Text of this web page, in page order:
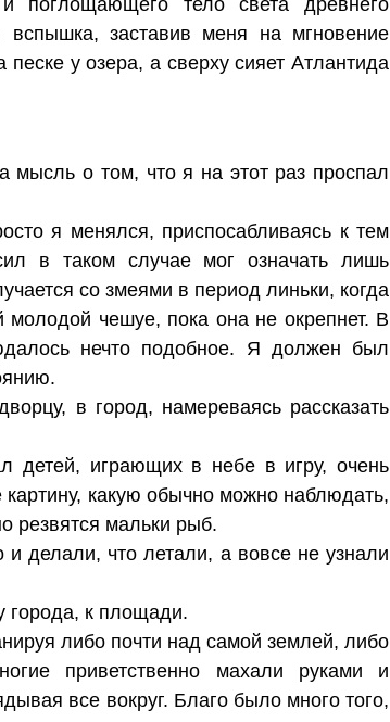
поглощающего тело света древнего
заставив меня на мгновение
у озера, а сверху сияет Атлантида
о том, что я на этот раз проспал
я менялся, приспосабливаясь к тем
в таком случае мог означать лишь
со змеями в период линьки, когда
молодой чешуе, пока она не окрепнет. В
нечто подобное. Я должен был
в город, намереваясь рассказать
детей, играющих в небе в игру, очень
какую обычно можно наблюдать,
резвятся мальки рыб.
делали, что летали, а вовсе не узнали
города, к площади.
либо почти над самой землей, либо
приветственно махали руками и
все вокруг. Благо было много того,